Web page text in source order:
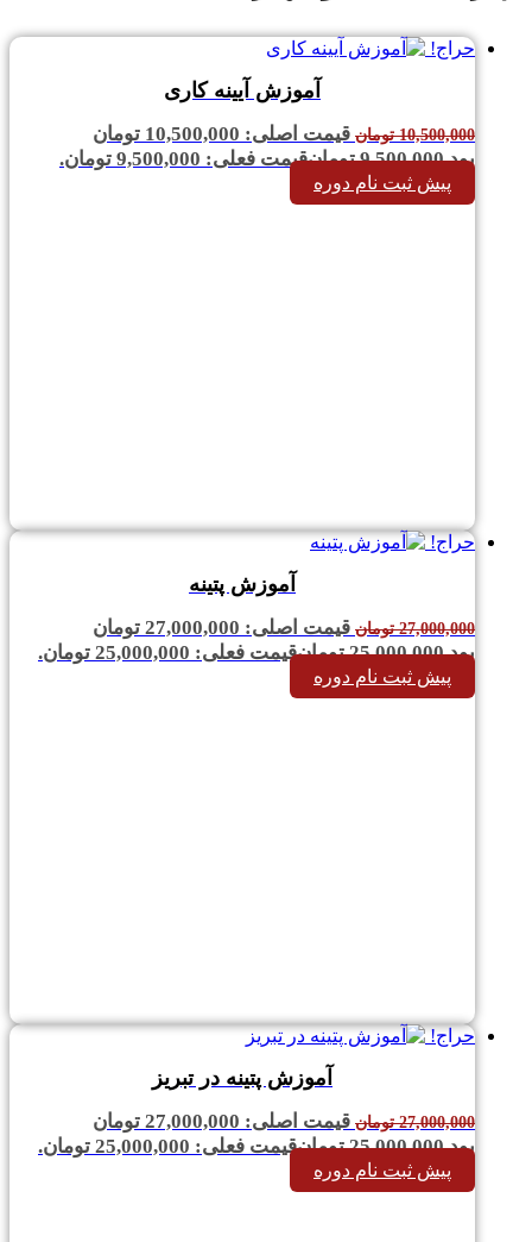
حراج!
آموزش آیینه کاری
10,500,000 تومان
قیمت اصلی: 10,500,000 تومان
بود.9,500,000 تومانقیمت فعلی: 9,500,000 تومان.
پیش ثبت نام دوره
حراج!
آموزش پتینه
27,000,000 تومان
قیمت اصلی: 27,000,000 تومان
بود.25,000,000 تومانقیمت فعلی: 25,000,000 تومان.
پیش ثبت نام دوره
حراج!
آموزش پتینه در تبریز
27,000,000 تومان
قیمت اصلی: 27,000,000 تومان
بود.25,000,000 تومانقیمت فعلی: 25,000,000 تومان.
پیش ثبت نام دوره